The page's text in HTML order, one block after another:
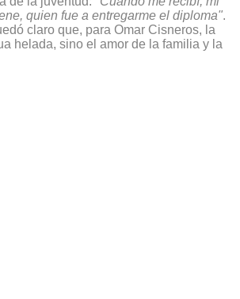
quien fue a entregarme el diploma".
claro que, para Omar Cisneros, la
helada, sino el amor de la familia y la